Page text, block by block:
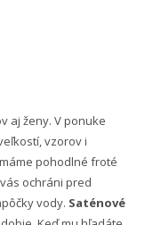
aj ženy. V ponuke
vzorov i
pohodlné froté
ochráni pred
vody. Saténové